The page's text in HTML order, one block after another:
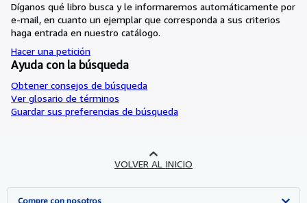
Díganos qué libro busca y le informaremos automáticamente por
e-mail, en cuanto un ejemplar que corresponda a sus criterios
haga entrada en nuestro catálogo.
Hacer una petición
Ayuda con la búsqueda
Obtener consejos de búsqueda
Ver glosario de términos
Guardar sus preferencias de búsqueda
VOLVER AL INICIO
Compre con nosotros